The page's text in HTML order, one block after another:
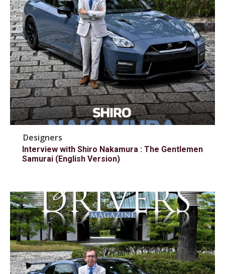
Designers
Interview with Shiro Nakamura : The Gentlemen
Samurai (English Version)